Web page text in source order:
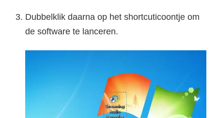
Dubbelklik daarna op het shortcuticoontje om
de software te lanceren.